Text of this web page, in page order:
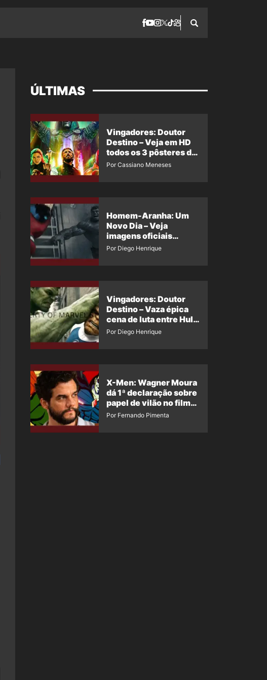
ÚLTIMAS
Vingadores: Doutor
Destino – Veja em HD
todos os 3 pôsteres de
‘Doomsday’ + 1 imagem
Por Cassiano Meneses
Homem-Aranha: Um
Novo Dia – Veja
imagens oficiais
descartadas do Hulk
Por Diego Henrique
Vingadores: Doutor
Destino – Vaza épica
cena de luta entre Hulk
e o Coisa
Por Diego Henrique
X-Men: Wagner Moura
dá 1ª declaração sobre
papel de vilão no filme
da Marvel
Por Fernando Pimenta